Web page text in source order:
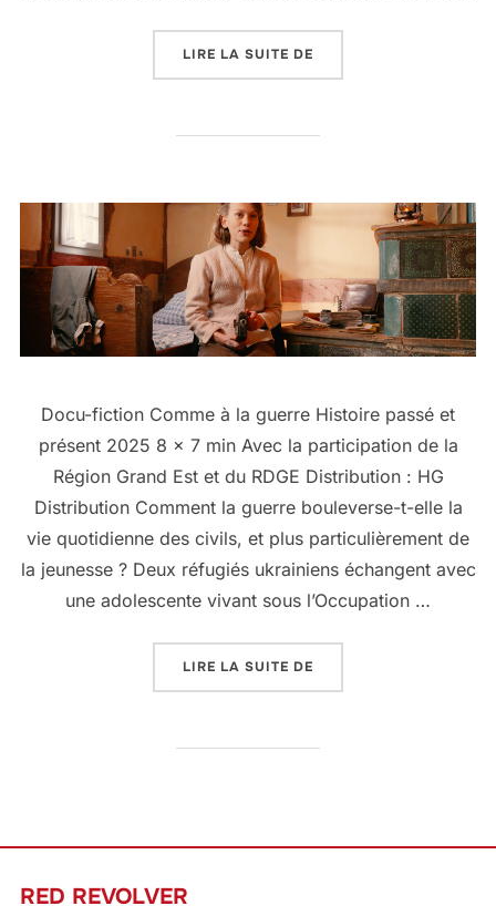
LIRE LA SUITE DE
Docu-fiction Comme à la guerre Histoire passé et
présent 2025 8 x 7 min Avec la participation de la
Région Grand Est et du RDGE Distribution : HG
Distribution Comment la guerre bouleverse-t-elle la
vie quotidienne des civils, et plus particulièrement de
la jeunesse ? Deux réfugiés ukrainiens échangent avec
une adolescente vivant sous l’Occupation …
LIRE LA SUITE DE
RED REVOLVER